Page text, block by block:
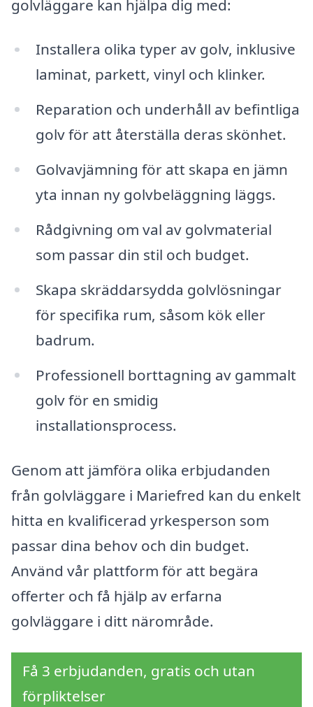
golvläggare kan hjälpa dig med:
Installera olika typer av golv, inklusive
laminat, parkett, vinyl och klinker.
Reparation och underhåll av befintliga
golv för att återställa deras skönhet.
Golvavjämning för att skapa en jämn
yta innan ny golvbeläggning läggs.
Rådgivning om val av golvmaterial
som passar din stil och budget.
Skapa skräddarsydda golvlösningar
för specifika rum, såsom kök eller
badrum.
Professionell borttagning av gammalt
golv för en smidig
installationsprocess.
Genom att jämföra olika erbjudanden
från golvläggare i Mariefred kan du enkelt
hitta en kvalificerad yrkesperson som
passar dina behov och din budget.
Använd vår plattform för att begära
offerter och få hjälp av erfarna
golvläggare i ditt närområde.
Få 3 erbjudanden, gratis och utan
förpliktelser